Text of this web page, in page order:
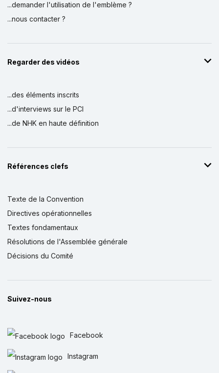
...demander l'utilisation de l'emblème ?
...nous contacter ?
Regarder des vidéos
...des éléments inscrits
...d'interviews sur le PCI
...de NHK en haute définition
Références clefs
Texte de la Convention
Directives opérationnelles
Textes fondamentaux
Résolutions de l'Assemblée générale
Décisions du Comité
Suivez-nous
Facebook
Instagram